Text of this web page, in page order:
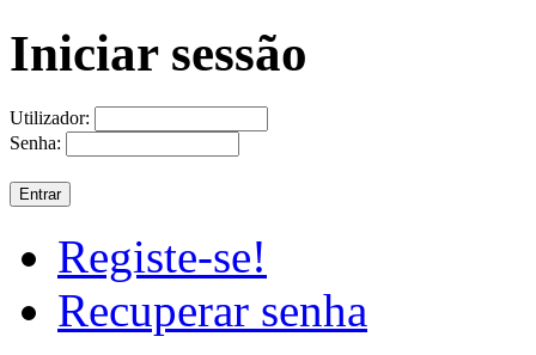
Iniciar sessão
Utilizador:
Senha:
Registe-se!
Recuperar senha